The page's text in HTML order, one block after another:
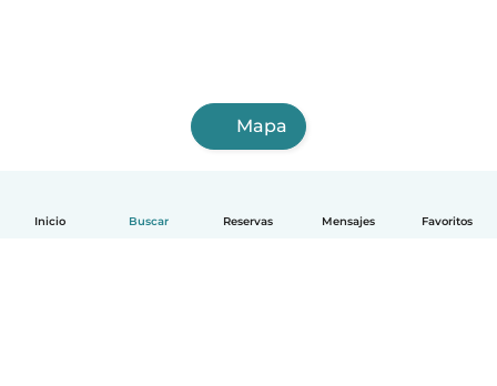
Inicio Buscar Reservas Mensajes Favoritos
Mapa